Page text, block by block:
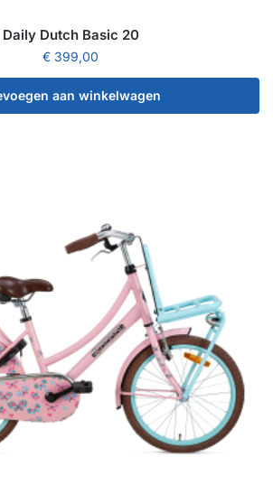
Daily Dutch Basic 20
€ 399,00
aan winkelwagen